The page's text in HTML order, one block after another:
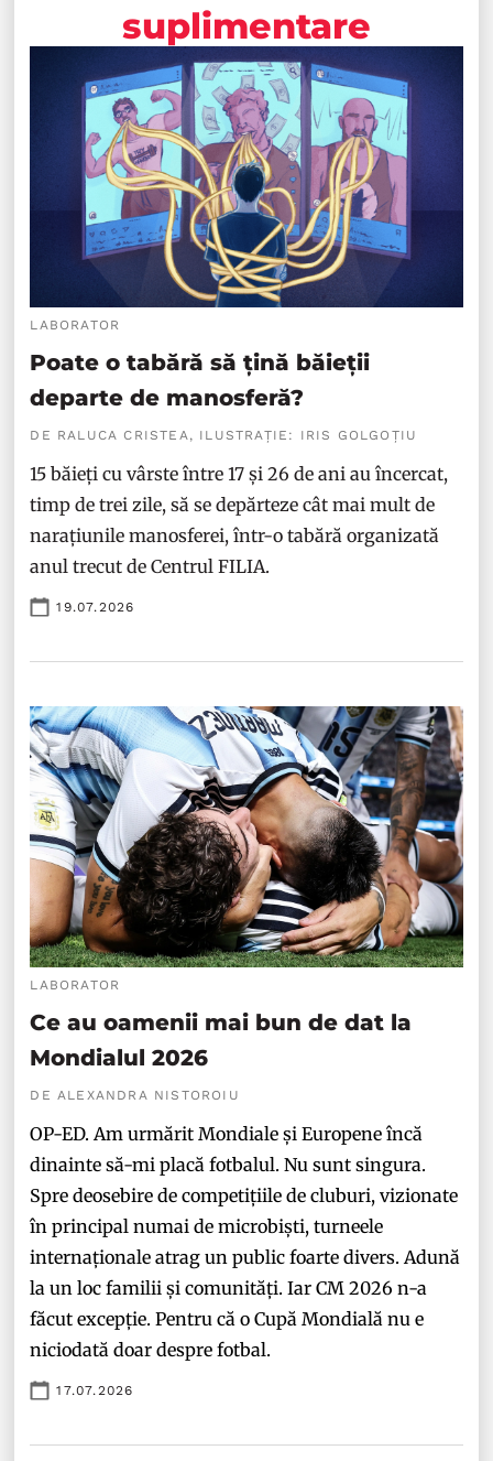
suplimentare
LABORATOR
Poate o tabără să țină băieții
departe de manosferă?
DE RALUCA CRISTEA, ILUSTRAȚIE: IRIS GOLGOȚIU
15 băieți cu vârste între 17 și 26 de ani au încercat,
timp de trei zile, să se depărteze cât mai mult de
narațiunile manosferei, într-o tabără organizată
anul trecut de Centrul FILIA.
19.07.2026
LABORATOR
Ce au oamenii mai bun de dat la
Mondialul 2026
DE ALEXANDRA NISTOROIU
OP-ED. Am urmărit Mondiale și Europene încă
dinainte să-mi placă fotbalul. Nu sunt singura.
Spre deosebire de competițiile de cluburi, vizionate
în principal numai de microbiști, turneele
internaționale atrag un public foarte divers. Adună
la un loc familii și comunități. Iar CM 2026 n-a
făcut excepție. Pentru că o Cupă Mondială nu e
niciodată doar despre fotbal.
17.07.2026